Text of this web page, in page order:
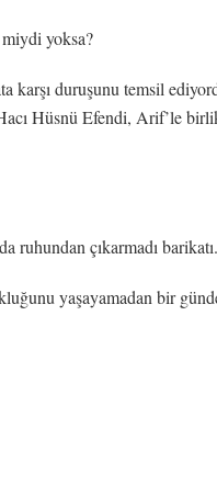
yoksa?
karşı duruşunu temsil
Hüsnü Efendi, Arif’le
ruhundan çıkarmadı barikatı.
yaşayamadan bir